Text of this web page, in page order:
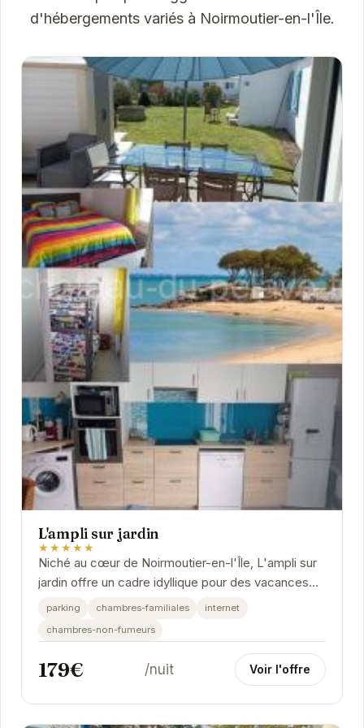
d'hébergements variés à Noirmoutier-en-l'Île.
L'ampli sur jardin
★★★★★
Niché au cœur de Noirmoutier-en-l'Île, L'ampli sur
jardin offre un cadre idyllique pour des vacances
inoubliables.
parking chambres-familiales
internet
chambres-non-fumeurs
179€ /nuit Voir l'offre